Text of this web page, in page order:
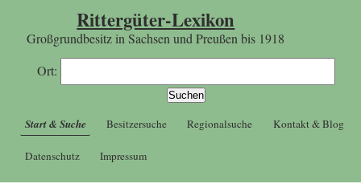
Rittergüter-Lexikon
Großgrundbesitz in Sachsen und Preußen bis 1918
Ort:
Start & Suche Besitzersuche Regionalsuche Kontakt & Blog
Datenschutz Impressum